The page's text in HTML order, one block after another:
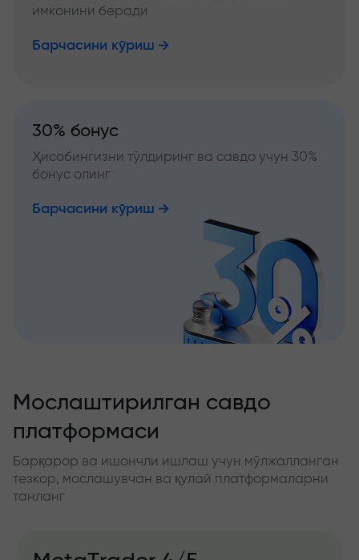
имконини беради
Барчасини кўриш
30% бонус
Ҳисобингизни тўлдиринг ва савдо учун 30%
бонус олинг
Барчасини кўриш
Мослаштирилган савдо
платформаси
Барқарор ва ишончли ишлаш учун мўлжалланган
тезкор, мослашувчан ва қулай платформаларни
танланг